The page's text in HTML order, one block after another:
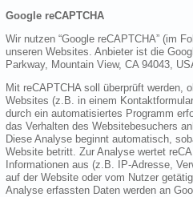
Google reCAPTCHA
Wir nutzen “Google reCAPTCHA” (im
unseren Websites. Anbieter ist die
Parkway, Mountain View, CA 94043,
Mit reCAPTCHA soll überprüft werden,
Websites (z.B. in einem
durch ein automatisiertes Programm
das Verhalten des Websitebesuchers
Diese Analyse beginnt automatisch,
Website betritt. Zur Analyse wertet
Informationen aus (z.B. IP-Adresse,
auf der Website oder vom Nutzer
Analyse erfassten Daten werden an